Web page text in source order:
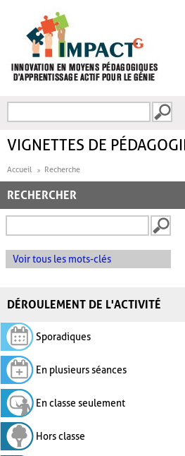
FORMULAIRE DE
VIGNETTES DE
Accueil Recherche
RECHERCHER
Voir tous les mots-clés
DÉROULEMENT DE L'ACTIVITÉ
Sporadiques
En plusieurs séances
En classe seulement
Hors classe